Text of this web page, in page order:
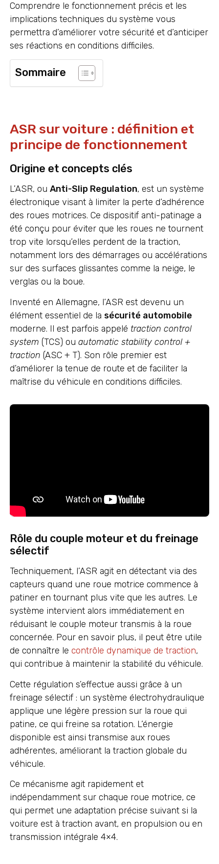
Comprendre le fonctionnement précis et les
implications techniques du système vous
permettra d’améliorer votre sécurité et d’anticiper
ses réactions en conditions difficiles.
Sommaire
ASR sur voiture : définition et
principe de fonctionnement
Origine et concepts clés
L’ASR, ou Anti-Slip Regulation, est un système
électronique visant à limiter la perte d’adhérence
des roues motrices. Ce dispositif anti-patinage a
été conçu pour éviter que les roues ne tournent
trop vite lorsqu’elles perdent de la traction,
notamment lors des démarrages ou accélérations
sur des surfaces glissantes comme la neige, le
verglas ou la boue.
Inventé en Allemagne, l’ASR est devenu un
élément essentiel de la sécurité automobile
moderne. Il est parfois appelé traction control
system (TCS) ou automatic stability control +
traction (ASC + T). Son rôle premier est
d’améliorer la tenue de route et de faciliter la
maîtrise du véhicule en conditions difficiles.
Rôle du couple moteur et du freinage
sélectif
Techniquement, l’ASR agit en détectant via des
capteurs quand une roue motrice commence à
patiner en tournant plus vite que les autres. Le
système intervient alors immédiatement en
réduisant le couple moteur transmis à la roue
concernée. Pour en savoir plus, il peut être utile
de connaître le contrôle dynamique de traction,
qui contribue à maintenir la stabilité du véhicule.
Cette régulation s’effectue aussi grâce à un
freinage sélectif : un système électrohydraulique
applique une légère pression sur la roue qui
patine, ce qui freine sa rotation. L’énergie
disponible est ainsi transmise aux roues
adhérentes, améliorant la traction globale du
véhicule.
Ce mécanisme agit rapidement et
indépendamment sur chaque roue motrice, ce
qui permet une adaptation précise suivant si la
voiture est à traction avant, en propulsion ou en
transmission intégrale 4×4.